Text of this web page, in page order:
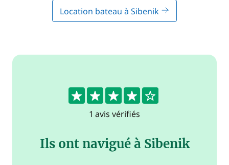
Location bateau à Sibenik
4
1 avis vérifiés
Ils ont navigué à Sibenik